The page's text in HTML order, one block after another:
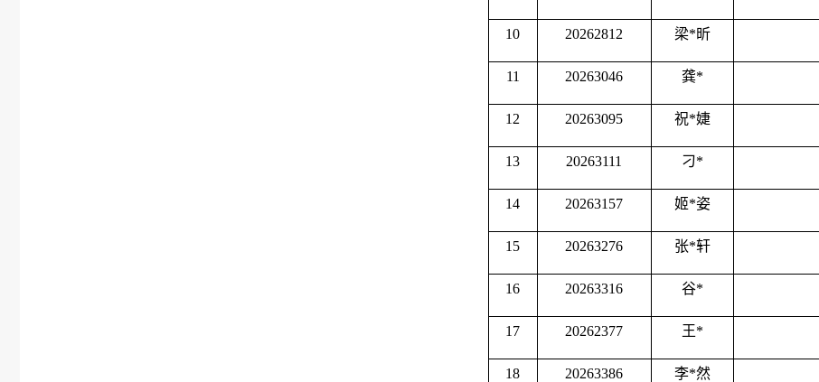
10 20262812 梁*昕
11 20263046 龚*
12 20263095 祝*婕
13 20263111 刁*
14 20263157 姬*姿
15 20263276 张*轩
16 20263316 谷*
17 20262377 王*
18 20263386 李*然